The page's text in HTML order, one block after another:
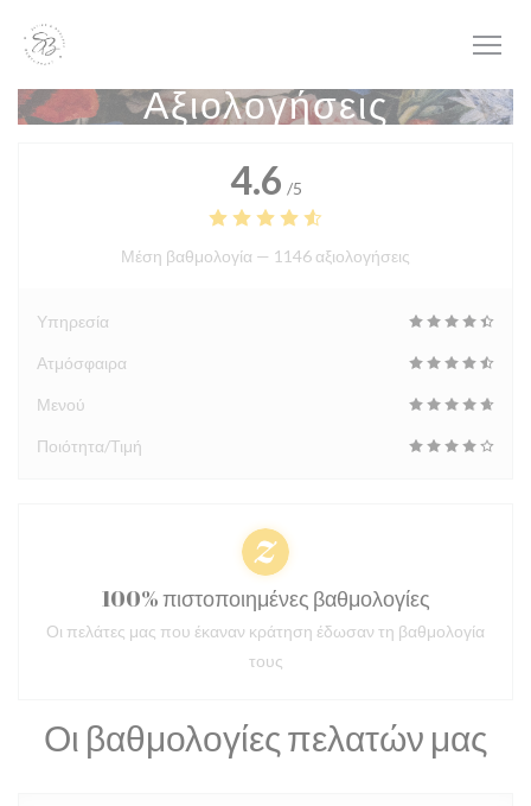
Αξιολογήσεις
Οι βαθμολογίες πελατών μας
4.6 /5
Μέση βαθμολογία — 1146 αξιολογήσεις
Υπηρεσία
Ατμόσφαιρα
Μενού
Ποιότητα/Τιμή
100% πιστοποιημένες βαθμολογίες
Οι πελάτες μας που έκαναν κράτηση έδωσαν τη βαθμολογία
τους